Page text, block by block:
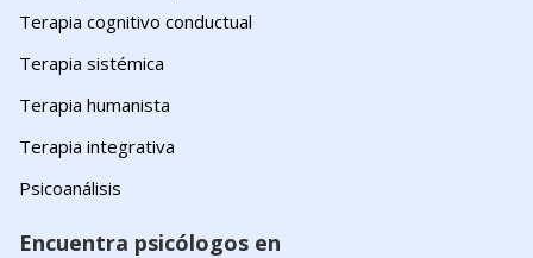
Terapia cognitivo conductual
Terapia sistémica
Terapia humanista
Terapia integrativa
Psicoanálisis
Encuentra psicólogos en